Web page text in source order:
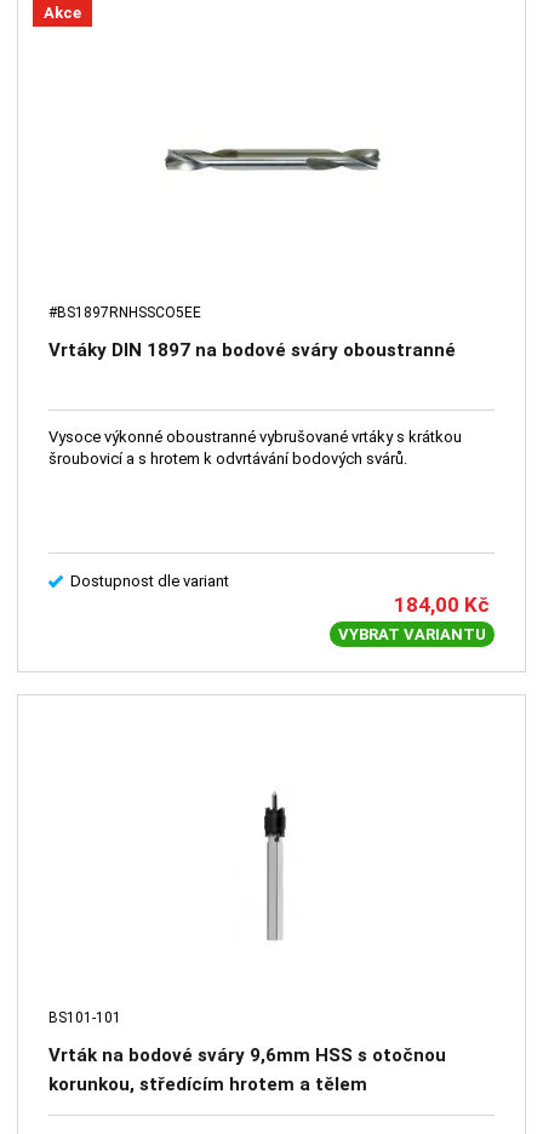
Akce
#BS1897RNHSSCO5EE
Vrtáky DIN 1897 na bodové sváry oboustranné
Vysoce výkonné oboustranné vybrušované vrtáky s krátkou
šroubovicí a s hrotem k odvrtávání bodových svárů.
Dostupnost dle variant
184,00 Kč
VYBRAT VARIANTU
BS101-101
Vrták na bodové sváry 9,6mm HSS s otočnou
korunkou, středícím hrotem a tělem